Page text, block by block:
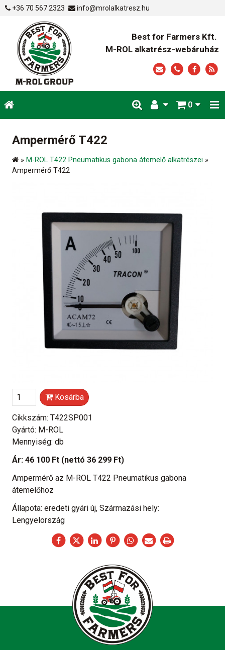
+36 70 567 2323 info@mrolalkatresz.hu
Best for Farmers Kft.
M-ROL alkatrész-webáruház
0
Ampermérő T422
» M-ROL T422 Pneumatikus gabona átemelő alkatrészei »
Ampermérő T422
Kosárba
Cikkszám: T422SP001
Gyártó: M-ROL
Mennyiség: db
Ár: 46 100 Ft (nettó 36 299 Ft)
Ampermérő az M-ROL T422 Pneumatikus gabona
átemelőhöz
Állapota: eredeti gyári új, Származási hely:
Lengyelország